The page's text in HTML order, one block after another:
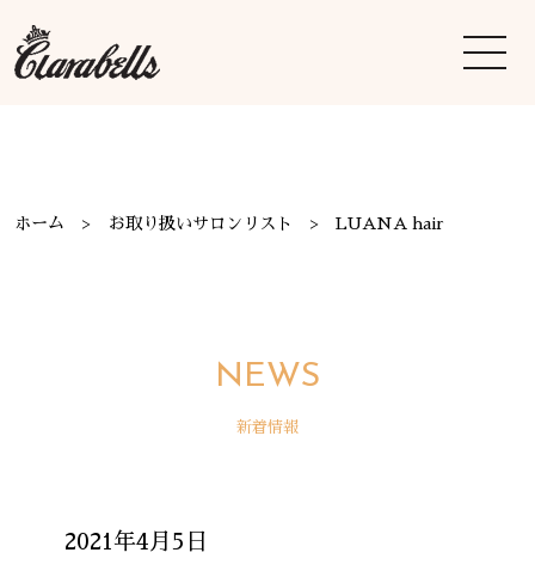
ホーム お取り扱いサロンリスト LUANA hair
NEWS
新着情報
2021年4月5日